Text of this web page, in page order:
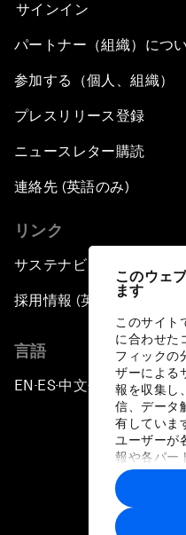
このウェ
ます
このサイト
に合わせた
フィックの
ザーによる
報を収集し
信、データ
有していま
ユーザーが
報や各パー
に収集され
トナーによ
す。
サインイン
パートナー（組織）につ
参加する（個人、組織）
プレスリリース登録
ニュースレター購読
連絡先 (英語のみ)
リンク
サステナビリティへの取り
採用情報 (英語のみ)
言語
EN ▪ES▪中文▪ 日本語
プライバシー